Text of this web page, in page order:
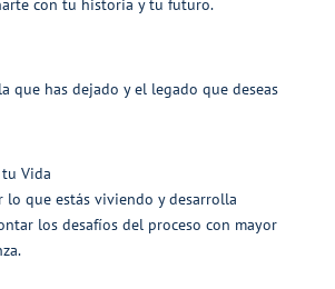
que has dejado y el legado que deseas
Vida
lo que estás viviendo y desarrolla
los desafíos del proceso con mayor